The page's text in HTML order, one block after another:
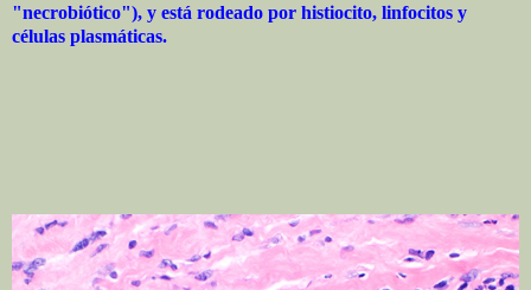
"necrobiótico"), y está rodeado por histiocito, linfocitos y
células plasmáticas.